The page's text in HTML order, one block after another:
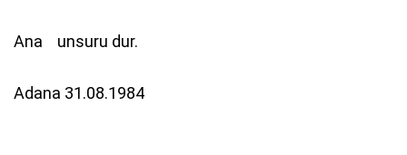
Ana unsuru dur.
Adana 31.08.1984